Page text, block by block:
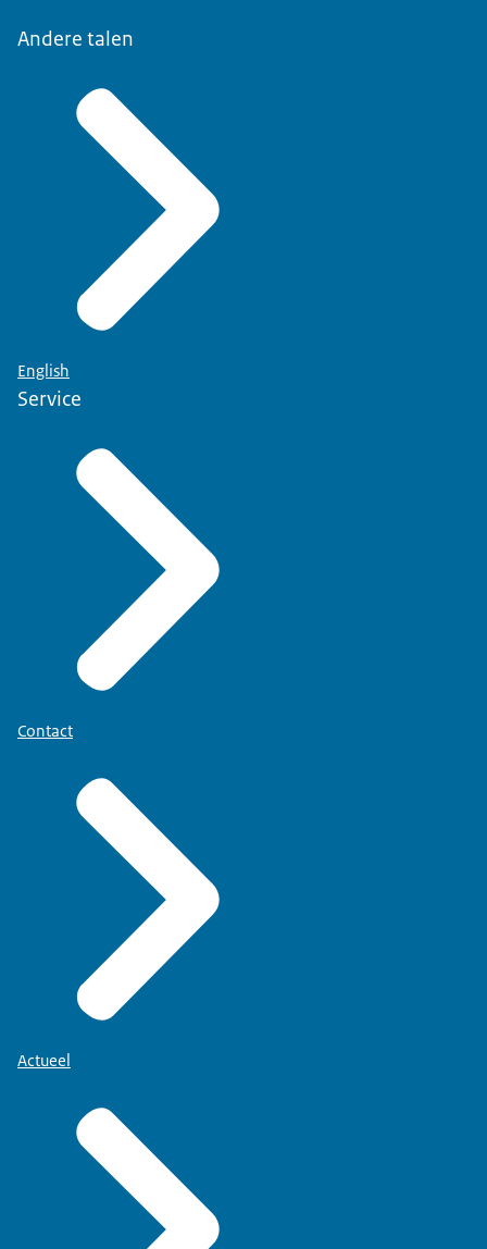
Andere talen
English
Service
Contact
Actueel